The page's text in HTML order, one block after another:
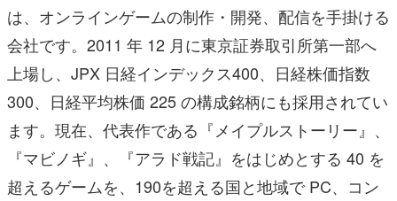
は、オンラインゲームの制作・開発、配信を手掛ける
会社です。2011 年 12 月に東京証券取引所第一部へ
上場し、JPX 日経インデックス400、日経株価指数
300、日経平均株価 225 の構成銘柄にも採用されてい
ます。現在、代表作である『メイプルストーリー』、
『マビノギ』、『アラド戦記』をはじめとする 40 を
超えるゲームを、190を超える国と地域で PC、コン